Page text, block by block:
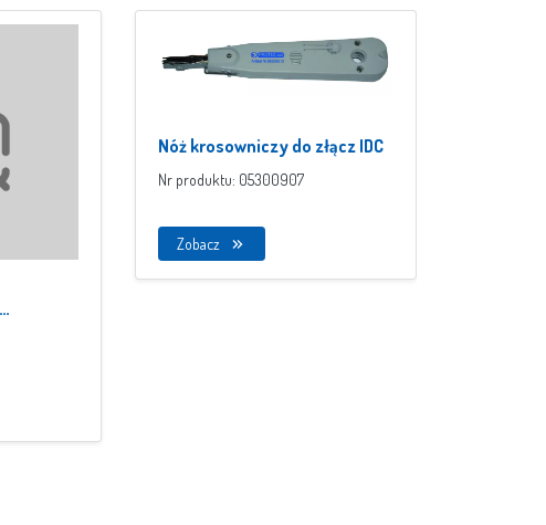
Nóż krosowniczy do złącz IDC
Nr produktu: 05300907
Zobacz